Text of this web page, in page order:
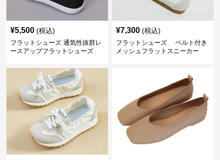
¥5,500 (税込)
フラットシューズ 通気性抜群レ
ースアップフラットシューズ
¥7,300 (税込)
フラットシューズ ベルト付き
メッシュフラットスニーカー